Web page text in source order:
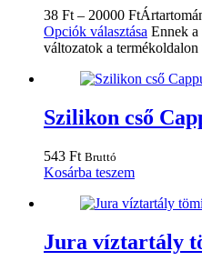
38 Ft – 20000 Ft
Opciók választása Ennek a
változatok a
Szilikon cső
543 Ft Bruttó
Kosárba teszem
Jura víztartály